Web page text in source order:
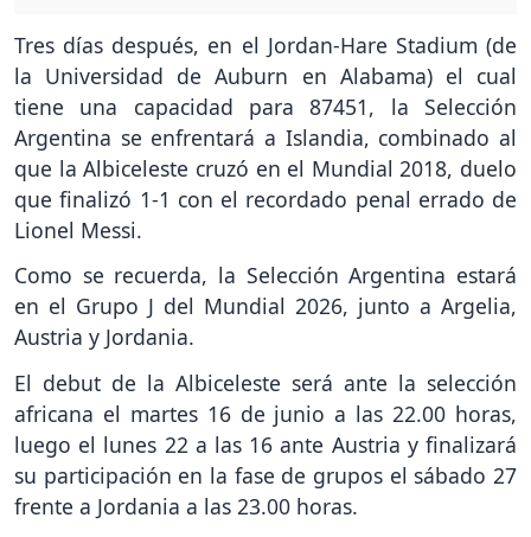
Tres días después, en el Jordan-Hare Stadium (de
la Universidad de Auburn en Alabama) el cual
tiene una capacidad para 87451, la Selección
Argentina se enfrentará a Islandia, combinado al
que la Albiceleste cruzó en el Mundial 2018, duelo
que finalizó 1-1 con el recordado penal errado de
Lionel Messi.
Como se recuerda, la Selección Argentina estará
en el Grupo J del Mundial 2026, junto a Argelia,
Austria y Jordania.
El debut de la Albiceleste será ante la selección
africana el martes 16 de junio a las 22.00 horas,
luego el lunes 22 a las 16 ante Austria y finalizará
su participación en la fase de grupos el sábado 27
frente a Jordania a las 23.00 horas.